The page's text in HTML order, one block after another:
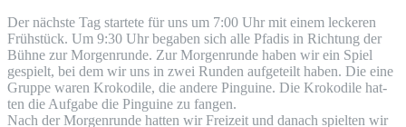
Der nächs­te Tag star­te­te für uns um 7:00 Uhr mit einem lecke­ren
Früh­stück. Um 9:30 Uhr bega­ben sich alle Pfadis in Rich­tung der
Büh­ne zur Mor­gen­run­de. Zur Mor­gen­run­de haben wir ein Spiel
gespielt, bei dem wir uns in zwei Run­den auf­ge­teilt haben. Die eine
Grup­pe waren Kro­ko­di­le, die ande­re Pin­gui­ne. Die Kro­ko­di­le hat­
ten die Auf­ga­be die Pin­gui­ne zu fangen.
Nach der Mor­gen­run­de hat­ten wir Frei­zeit und danach spiel­ten wir